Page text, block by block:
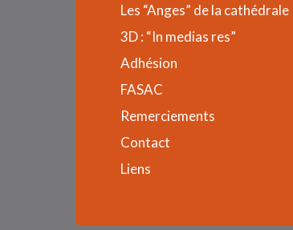
Les “Anges” de la cathédrale
3D : “In medias res”
Adhésion
FASAC
Remerciements
Contact
Liens